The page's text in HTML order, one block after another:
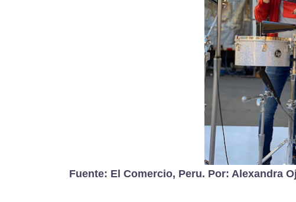
Fuente: El Comercio, Peru. Por: Alexandra